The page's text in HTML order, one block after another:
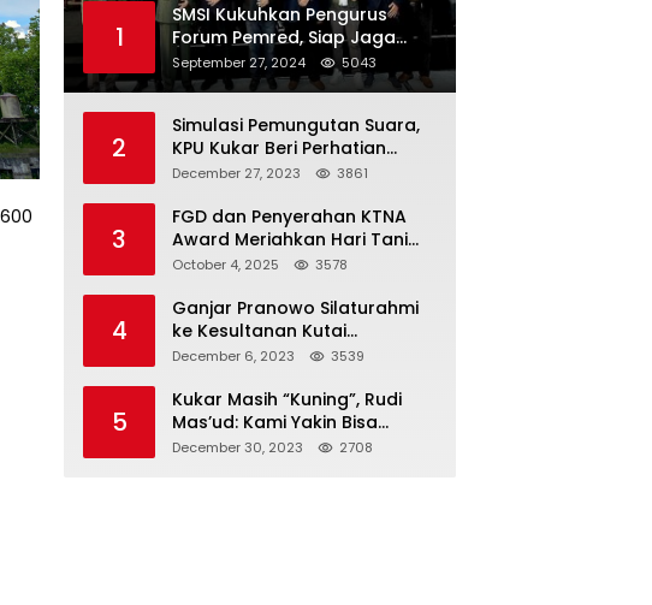
1
SMSI Kukuhkan Pengurus
Forum Pemred, Siap Jaga
Kualitas Media Daring di
Indonesia
September 27, 2024 5043
2
Simulasi Pemungutan Suara,
KPU Kukar Beri Perhatian
Penyandang Disabilitas
December 27, 2023 3861
3
FGD dan Penyerahan KTNA
Award Meriahkan Hari Tani
Nasional di Kukar
October 4, 2025 3578
4
Ganjar Pranowo Silaturahmi
ke Kesultanan Kutai
Kartanegara
December 6, 2023 3539
5
Kukar Masih “Kuning”, Rudi
Mas’ud: Kami Yakin Bisa
Menang di Pemilu 2024
December 30, 2023 2708